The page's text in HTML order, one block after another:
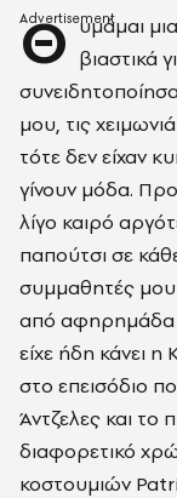
Θ υμάμαι
βιαστικά
μου, τις
τότε δεν είχαν
γίνουν μόδα.
λίγο καιρό
παπούτσι σε
συμμαθητές μου
από αφηρημάδα
είχε ήδη κάνει
στο επεισόδιο
Άντζελες και
διαφορετικό
κοστουμιών